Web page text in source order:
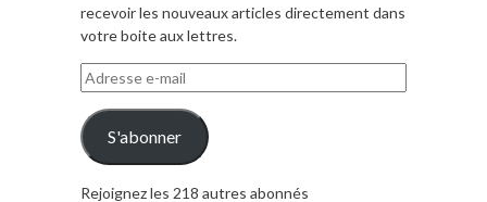
recevoir les nouveaux articles directement dans
votre boite aux lettres.
Adresse
e-
mail
S'abonner
Rejoignez les 218 autres abonnés